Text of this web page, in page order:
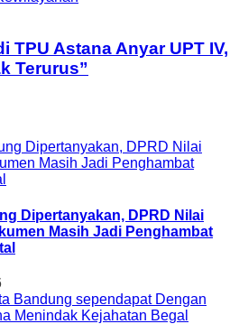
TPU Astana Anyar UPT IV,
Terurus”
Dipertanyakan, DPRD Nilai
Masih Jadi Penghambat